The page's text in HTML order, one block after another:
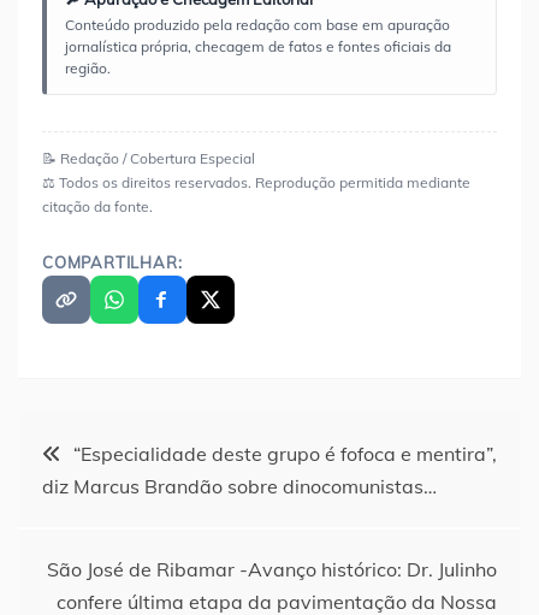
Conteúdo produzido pela redação com base em apuração
jornalística própria, checagem de fatos e fontes oficiais da
região.
📝 Redação / Cobertura Especial
⚖️ Todos os direitos reservados. Reprodução permitida mediante
citação da fonte.
COMPARTILHAR:
Navegação
Post
“Especialidade deste grupo é fofoca e mentira”,
diz Marcus Brandão sobre dinocomunistas…
São José de Ribamar -Avanço histórico: Dr. Julinho
confere última etapa da pavimentação da Nossa